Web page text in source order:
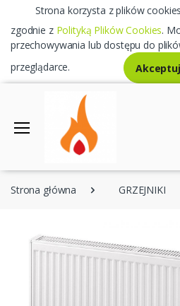
Strona korzysta z plików
zgodnie z Polityką Plików Cookies.
przechowywania lub dostępu do
przeglądarce.
Strona główna GRZEJNIKI